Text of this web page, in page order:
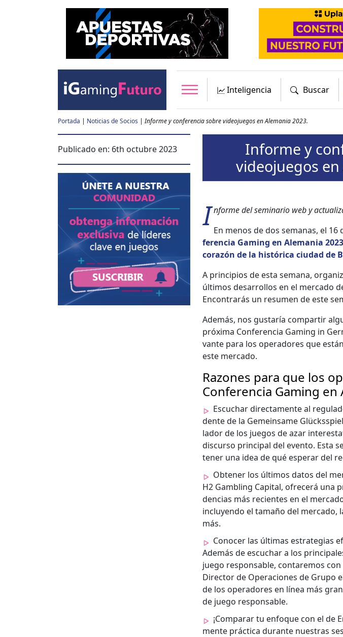
Inteligencia Buscar
Portada | Noticias de Socios |Informe y conferencia sobre videojuegos en Alemania 2023.
Informe y
videojuegos en
Informe del sem­i­nario web y
En menos de dos sem­anas, el
fer­en­cia Gam­ing en Ale­ma­nia
corazón de la históri­ca ciu­dad de
A prin­ci­p­ios de esta sem­ana,
últi­mos desar­rol­los en el mer­ca­do
Encon­trarás un resumen de este
Además, nos gus­taría com­par­tir
próx­i­ma Con­fer­en­cia Gam­ing in
vante para los oper­adores que
este mer­ca­do.
Razones para que los
Conferencia Gaming en
Escuchar direc­ta­mente al
dente de la Gemein­same
lador de los jue­gos de azar
dis­cur­so prin­ci­pal del even­to. Esta
ten­er una idea de qué esper­ar del
Obten­er los últi­mos datos del
H2 Gam­bling Cap­i­tal, ofre­cerá una
den­cias más recientes en el
incluyen­do el tamaño del mer­ca­do,
más.
Cono­cer las últi­mas estrate­gias
Además de escuchar a los
juego respon­s­able, con­tare­mos
Direc­tor de Opera­ciones de Grupo
de los oper­adores en línea más
de juego respon­s­able.
¡Com­parar tu enfoque con el
mente prác­ti­ca durante nues­tras
Publicado en: 6th octubre 2023